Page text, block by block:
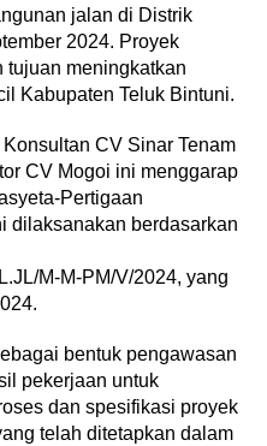
jalan di Distrik
2024. Proyek
tujuan meningkatkan
Kabupaten Teluk Bintuni.
CV Sinar Tenam
CV Mogoi ini menggarap
Pertigaan
dilaksanakan berdasarkan
M-M-PM/V/2024, yang
bentuk pengawasan
pekerjaan untuk
dan spesifikasi proyek
telah ditetapkan dalam